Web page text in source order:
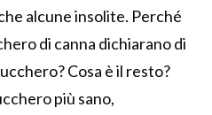
alcune insolite. Perché
di canna dichiarano di
Cosa è il resto?
più sano,